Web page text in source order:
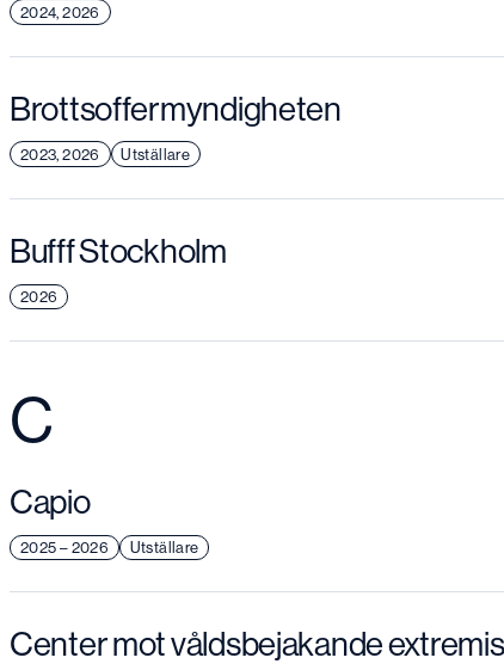
2024, 2026
Brottsoffermyndigheten
2023, 2026 Utställare
Bufff Stockholm
2026
C
Capio
2025 – 2026 Utställare
Center mot våldsbejakande